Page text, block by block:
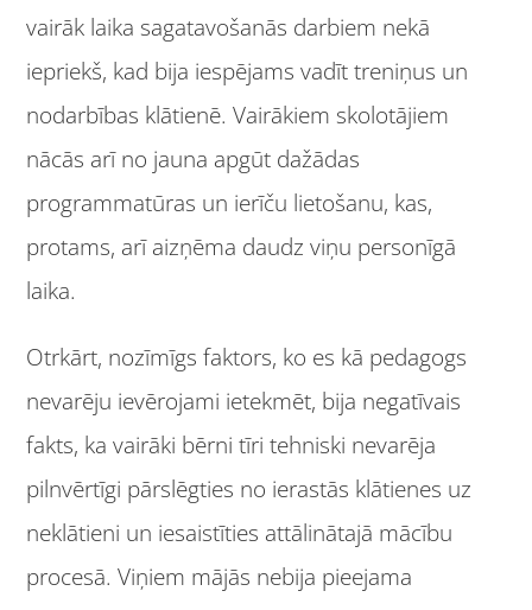
vairāk laika sagatavošanās darbiem nekā
iepriekš, kad bija iespējams vadīt treniņus un
nodarbības klātienē. Vairākiem skolotājiem
nācās arī no jauna apgūt dažādas
programmatūras un ierīču lietošanu, kas,
protams, arī aizņēma daudz viņu personīgā
laika.
Otrkārt, nozīmīgs faktors, ko es kā pedagogs
nevarēju ievērojami ietekmēt, bija negatīvais
fakts, ka vairāki bērni tīri tehniski nevarēja
pilnvērtīgi pārslēgties no ierastās klātienes uz
neklātieni un iesaistīties attālinātajā mācību
procesā. Viņiem mājās nebija pieejama